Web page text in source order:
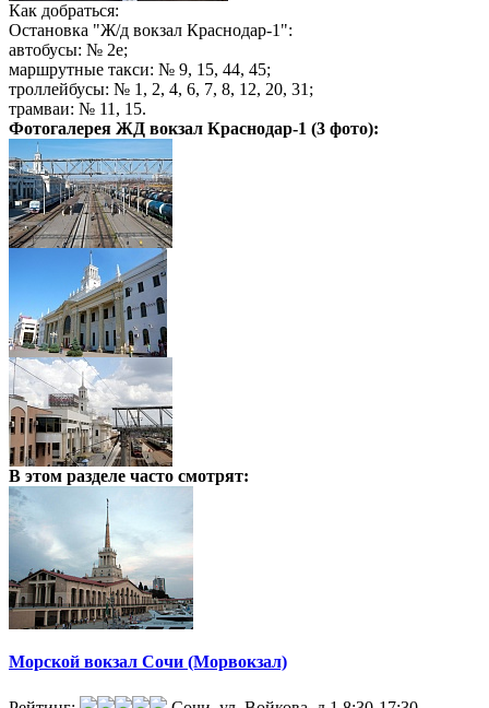
Как добраться:
Остановка "Ж/д вокзал Краснодар-1":
автобусы: № 2е;
маршрутные такси: № 9, 15, 44, 45;
троллейбусы: № 1, 2, 4, 6, 7, 8, 12, 20, 31;
трамваи: № 11, 15.
Фотогалерея ЖД вокзал Краснодар-1 (3 фото):
В этом разделе часто смотрят:
Морской вокзал Сочи (Морвокзал)